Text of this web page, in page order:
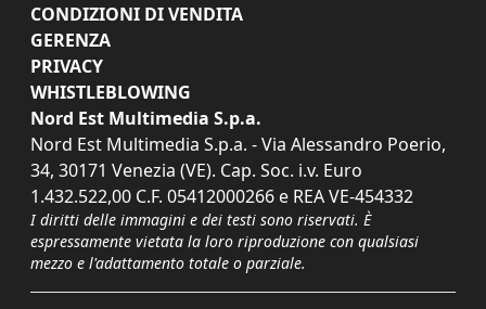
CONDIZIONI DI VENDITA
GERENZA
PRIVACY
WHISTLEBLOWING
Nord Est Multimedia S.p.a.
Nord Est Multimedia S.p.a. - Via Alessandro Poerio,
34, 30171 Venezia (VE). Cap. Soc. i.v. Euro
1.432.522,00 C.F. 05412000266 e REA VE-454332
I diritti delle immagini e dei testi sono riservati. È
espressamente vietata la loro riproduzione con qualsiasi
mezzo e l'adattamento totale o parziale.